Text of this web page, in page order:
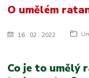
16 02 2022
O umělém
Co je to umělý